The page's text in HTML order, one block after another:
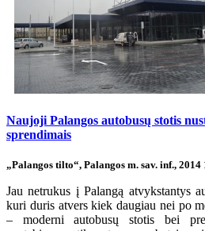
Naujoji Palangos autobusų stotis
sprendimais
„Palangos tilto“, Palangos m. sav. inf.,
Jau netrukus į Palangą atvykstantys
kuri duris atvers kiek daugiau nei po
– moderni autobusų stotis bei